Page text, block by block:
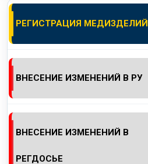
КОНТАКТЫ
РЕГИСТРАЦИЯ МЕДИЗДЕЛИЙ
ВНЕСЕНИЕ ИЗМЕНЕНИЙ В РУ
ВНЕСЕНИЕ ИЗМЕНЕНИЙ В
РЕГДОСЬЕ